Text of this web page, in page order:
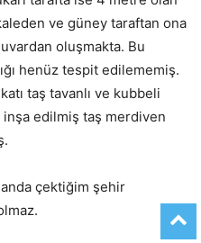
ve güney taraftan ona
oluşmakta. Bu
henüz tespit edilememiş.
taş tavanlı ve kubbeli
inşa edilmiş taş merdiven
çektiğim şehir